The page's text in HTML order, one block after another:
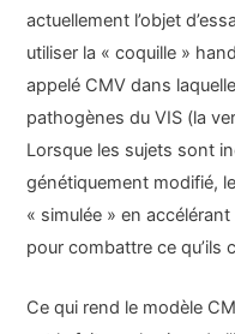
actuellement l’objet
utiliser la « coquille »
appelé CMV dans
pathogènes du VIS (la
Lorsque les sujets sont
génétiquement modifié,
« simulée » en
pour combattre ce qu’ils
Ce qui rend le modèle